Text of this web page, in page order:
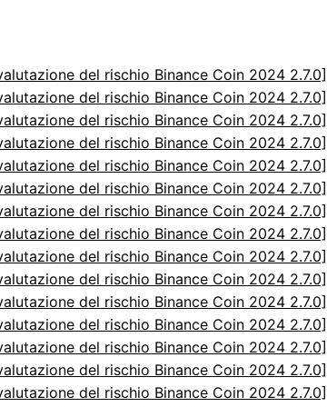
del rischio Binance Coin 2024 2.7.0]
del rischio Binance Coin 2024 2.7.0]
del rischio Binance Coin 2024 2.7.0]
del rischio Binance Coin 2024 2.7.0]
del rischio Binance Coin 2024 2.7.0]
del rischio Binance Coin 2024 2.7.0]
del rischio Binance Coin 2024 2.7.0]
del rischio Binance Coin 2024 2.7.0]
del rischio Binance Coin 2024 2.7.0]
del rischio Binance Coin 2024 2.7.0]
del rischio Binance Coin 2024 2.7.0]
del rischio Binance Coin 2024 2.7.0]
del rischio Binance Coin 2024 2.7.0]
del rischio Binance Coin 2024 2.7.0]
del rischio Binance Coin 2024 2.7.0]